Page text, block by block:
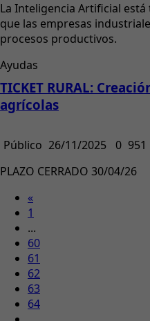
La Inteligencia Artificial
que las empresas
procesos productivos.
Ayudas
TICKET RURAL:
agrícolas
Público 26/11/2025 0 951
PLAZO CERRADO 30/04/26
«
1
...
60
61
62
63
64